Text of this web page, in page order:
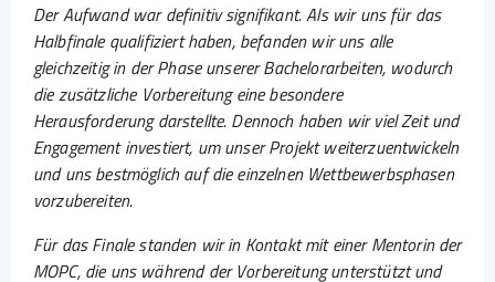
Der Aufwand war definitiv signifikant. Als wir uns für das
Halbfinale qualifiziert haben, befanden wir uns alle
gleichzeitig in der Phase unserer Bachelorarbeiten, wodurch
die zusätzliche Vorbereitung eine besondere
Herausforderung darstellte. Dennoch haben wir viel Zeit und
Engagement investiert, um unser Projekt weiterzuentwickeln
und uns bestmöglich auf die einzelnen Wettbewerbsphasen
vorzubereiten.
Für das Finale standen wir in Kontakt mit einer Mentorin der
MOPC, die uns während der Vorbereitung unterstützt und